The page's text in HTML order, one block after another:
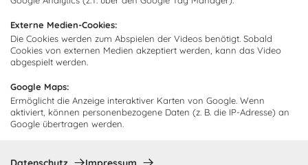
Externe Medien-Cookies:
Die Cookies werden zum Abspielen der Videos benötigt. Sobald
Cookies von externen Medien akzeptiert werden, kann das Video
abgespielt werden.
Google Maps:
Ermöglicht die Anzeige interaktiver Karten von Google. Wenn
aktiviert, können personenbezogene Daten (z. B. die IP-Adresse) an
Google übertragen werden.
Newsletter und empfangen Sie
Neuigkeiten und Angebote
Ich bin damit einverstanden, dass Cocooning24 mich regelmäßig
per E-Mail-Newsletter über seine Angebote informiert.
Diese Einwilligung kann jederzeit widerrufen werden. Einzelheiten
sind in derDatenschutzrichtlinie